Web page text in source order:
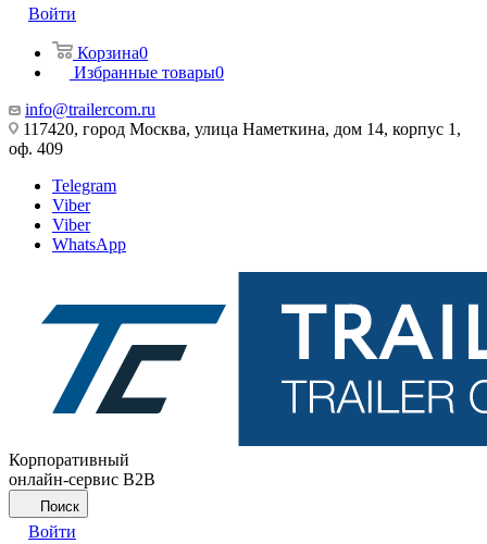
Войти
Корзина0
Избранные товары0
info@trailercom.ru
117420, город Москва, улица Наметкина, дом 14, корпус 1,
оф. 409
Telegram
Viber
Viber
WhatsApp
Корпоративный
онлайн-сервис B2B
Поиск
Войти